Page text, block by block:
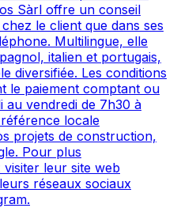
Sàrl offre un conseil
le client que dans ses
Multilingue, elle
italien et portugais,
diversifiée. Les conditions
le paiement comptant ou
vendredi de 7h30 à
locale
projets de construction,
Pour plus
leur site web
réseaux sociaux